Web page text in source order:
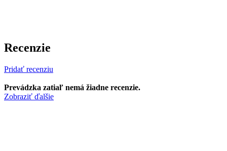
Recenzie
Pridať recenziu
Prevádzka zatiaľ nemá žiadne recenzie.
Zobraziť ďalšie